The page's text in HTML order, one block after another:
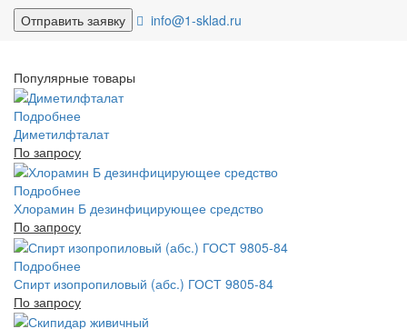
info@1-sklad.ru
Популярные товары
Подробнее
Диметилфталат
По запросу
Подробнее
Хлорамин Б дезинфицирующее средство
По запросу
Подробнее
Спирт изопропиловый (абс.) ГОСТ 9805-84
По запросу